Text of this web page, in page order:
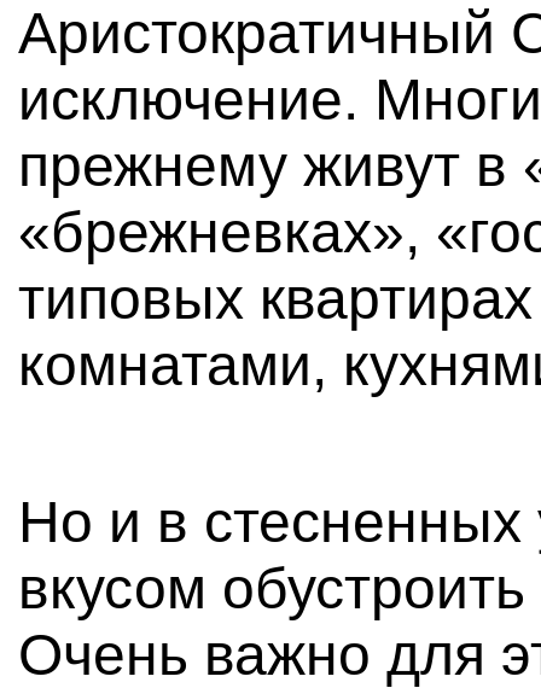
Аристократичный
исключение.
прежнему живут в
«брежневках»,
типовых
комнатами,
Но и в
вкусом
Очень важно для